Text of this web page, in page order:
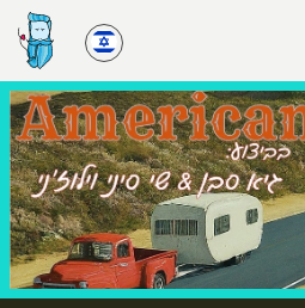
הפרופיל שלי
התנתק